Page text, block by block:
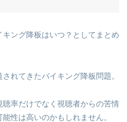
ング降板はいつ？としてまとめ
れてきたバイキング降板問題。
聴率だけでなく視聴者からの苦情
性は高いのかもしれません。